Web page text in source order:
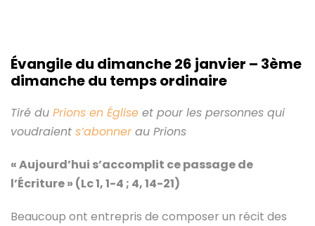
Évangile du dimanche 26 janvier – 3ème
dimanche du temps ordinaire
Tiré du Prions en Église et pour les personnes qui
voudraient s’abonnerau Prions
« Aujourd’hui s’accomplit ce passage de
l’Écriture » (Lc 1, 1-4 ; 4, 14-21)
Beaucoup ont entrepris de composer un récit des